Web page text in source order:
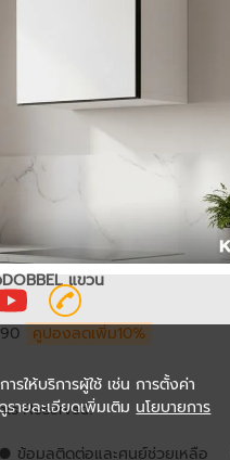
แขวน
คูปองลดเพิ่ม10%
Reserved.
● ข้อมูลติดต่อและศูนย์ช่วยเหลือ
รให้บริการผู้ใช้ เช่น การตั้งค่า
ายละเอียดเพิ่มเติม นโยบายการ